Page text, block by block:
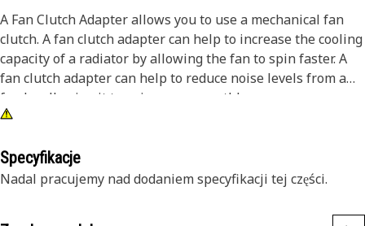
A Fan Clutch Adapter allows you to use a mechanical fan
clutch. A fan clutch adapter can help to increase the cooling
capacity of a radiator by allowing the fan to spin faster. A
fan clutch adapter can help to reduce noise levels from a
fan by allowing it to spin more smoothly.
• Improves the cooling performance of your vehicle
• Manufactured to precise specifications and are built for
Specyfikacje
Nadal pracujemy nad dodaniem specyfikacji tej części.